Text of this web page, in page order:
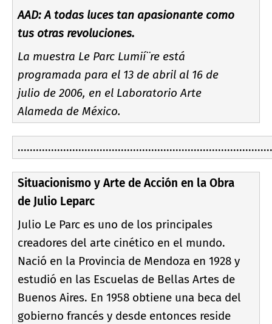
AAD: A todas luces tan apasionante como
tus otras revoluciones.
La muestra Le Parc Lumií¨re está
programada para el 13 de abril al 16 de
julio de 2006, en el Laboratorio Arte
Alameda de México.
Situacionismo y Arte de Acción en la Obra
de Julio Leparc
Julio Le Parc es uno de los principales
creadores del arte cinético en el mundo.
Nació en la Provincia de Mendoza en 1928 y
estudió en las Escuelas de Bellas Artes de
Buenos Aires. En 1958 obtiene una beca del
gobierno francés y desde entonces reside